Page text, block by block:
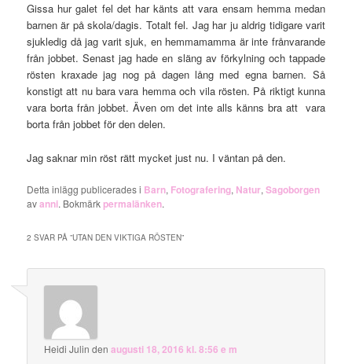
Gissa hur galet fel det har känts att vara ensam hemma medan
barnen är på skola/dagis. Totalt fel. Jag har ju aldrig tidigare varit
sjukledig då jag varit sjuk, en hemmamamma är inte frånvarande
från jobbet. Senast jag hade en släng av förkylning och tappade
rösten kraxade jag nog på dagen lång med egna barnen. Så
konstigt att nu bara vara hemma och vila rösten. På riktigt kunna
vara borta från jobbet. Även om det inte alls känns bra att vara
borta från jobbet för den delen.
Jag saknar min röst rätt mycket just nu. I väntan på den.
Detta inlägg publicerades i Barn, Fotografering, Natur,Sagoborgen
avanni. Bokmärkpermalänken.
2 SVAR PÅ ”UTAN DEN VIKTIGA RÖSTEN”
Heidi Julin denaugusti 18, 2016 kl. 8:56 e m